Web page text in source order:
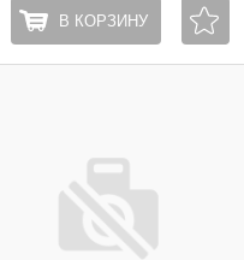
В КОРЗИНУ